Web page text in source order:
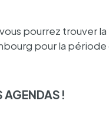
pour­rez trou­ver
pour la
!